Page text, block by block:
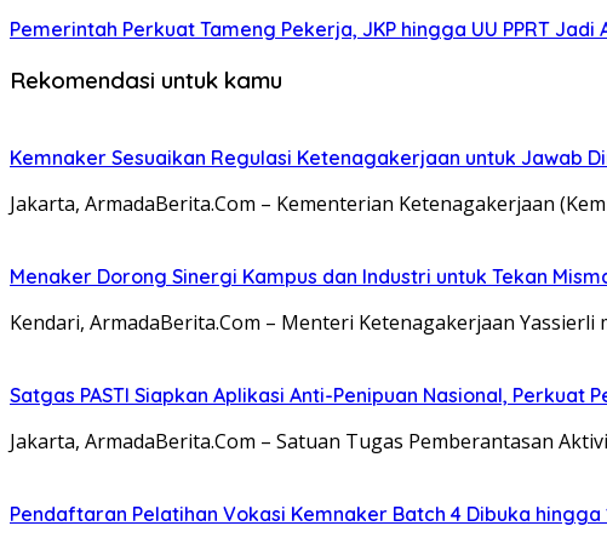
Pemerintah Perkuat Tameng Pekerja, JKP hingga UU PPRT Jadi
Rekomendasi untuk kamu
Kemnaker Sesuaikan Regulasi Ketenagakerjaan untuk Jawab
Jakarta, ArmadaBerita.Com – Kementerian Ketenagakerjaan
Menaker Dorong Sinergi Kampus dan Industri untuk Tekan
Kendari, ArmadaBerita.Com – Menteri Ketenagakerjaan
Satgas PASTI Siapkan Aplikasi Anti-Penipuan Nasional, Perkuat
Jakarta, ArmadaBerita.Com – Satuan Tugas Pemberantasan
Pendaftaran Pelatihan Vokasi Kemnaker Batch 4 Dibuka hingga